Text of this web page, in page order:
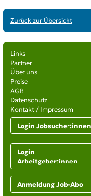
Zurück zur Übersicht
Links
Partner
Über uns
Preise
AGB
Datenschutz
Kontakt / Impressum
Login Jobsucher:innen
Login
Arbeitgeber:innen
Anmeldung Job-Abo